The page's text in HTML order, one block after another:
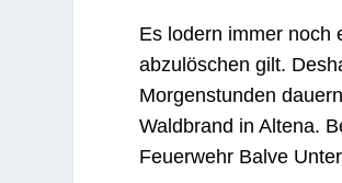
Es lodern immer noch
abzulöschen gilt.
Morgenstunden
Waldbrand in Altena.
Feuerwehr Balve